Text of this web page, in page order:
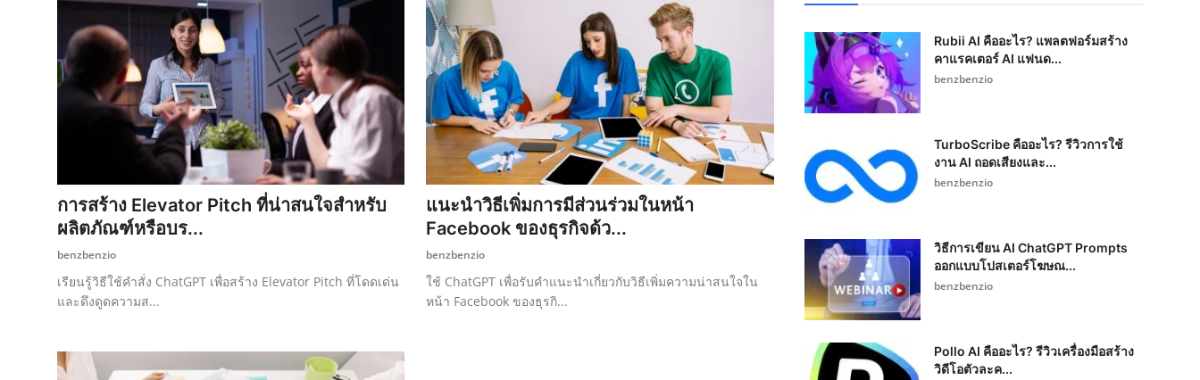
การสร้าง Elevator Pitch ที่น่าสนใจสำหรับ
ผลิตภัณฑ์หรือบร...
benzbenzio
เรียนรู้วิธีใช้คำสั่ง ChatGPT เพื่อสร้าง Elevator Pitch ที่โดดเด่น
และดึงดูดความส...
แนะนำวิธีเพิ่มการมีส่วนร่วมในหน้า
Facebook ของธุรกิจด้ว...
benzbenzio
ใช้ ChatGPT เพื่อรับคำแนะนำเกี่ยวกับวิธีเพิ่มความน่าสนใจใน
หน้า Facebook ของธุรกิ...
Rubii AI คืออะไร? แพลตฟอร์มสร้าง
คาแรคเตอร์ AI แฟนด...
benzbenzio
TurboScribe คืออะไร? รีวิวการใช้
งาน AI ถอดเสียงและ...
benzbenzio
วิธีการเขียน AI ChatGPT Prompts
ออกแบบโปสเตอร์โฆษณ...
benzbenzio
Pollo AI คืออะไร? รีวิวเครื่องมือสร้าง
วิดีโอตัวละค...